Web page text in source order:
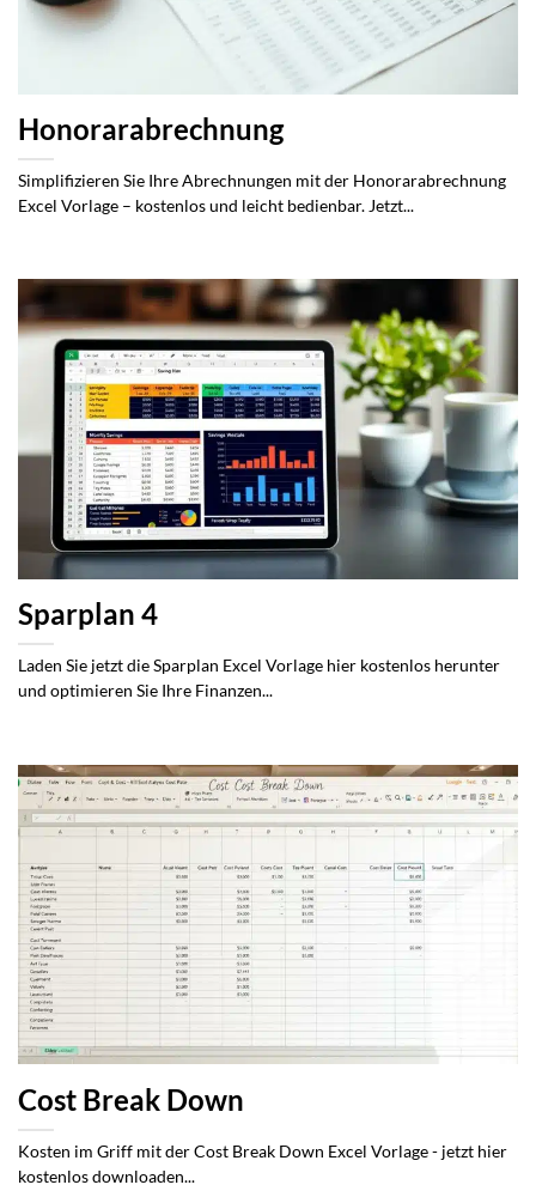
Honorarabrechnung
Simplifizieren Sie Ihre Abrechnungen mit der Honorarabrechnung
Excel Vorlage – kostenlos und leicht bedienbar. Jetzt...
Sparplan 4
Laden Sie jetzt die Sparplan Excel Vorlage hier kostenlos herunter
und optimieren Sie Ihre Finanzen...
Cost Break Down
Kosten im Griff mit der Cost Break Down Excel Vorlage - jetzt hier
kostenlos downloaden...